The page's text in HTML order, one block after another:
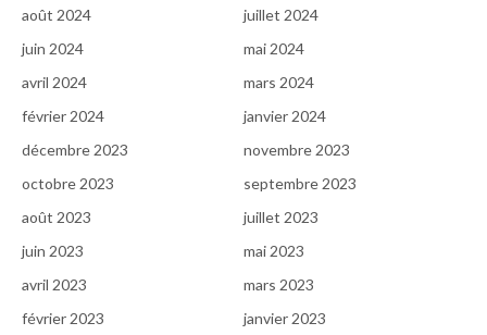
août 2024
juillet 2024
juin 2024
mai 2024
avril 2024
mars 2024
février 2024
janvier 2024
décembre 2023
novembre 2023
octobre 2023
septembre 2023
août 2023
juillet 2023
juin 2023
mai 2023
avril 2023
mars 2023
février 2023
janvier 2023